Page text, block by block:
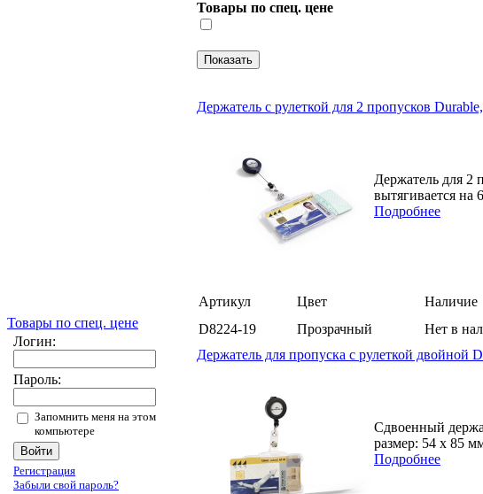
Товары по спец. цене
Логин:
Пароль:
Запомнить меня на этом
компьютере
Регистрация
Забыли свой пароль?
Товары по спец. цене
Держатель с рулеткой для 2 пропусков
Держатель для 2
вытягивается на
Подробнее
Артикул Цвет Наличие
D8224-19
Прозрачный Нет в
Держатель для пропуска с рулеткой двойной
Сдвоенный
размер: 54 x 85
Подробнее